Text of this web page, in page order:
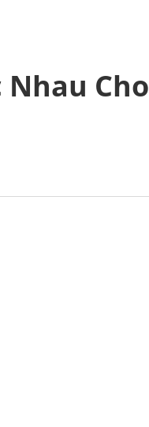
Nhau